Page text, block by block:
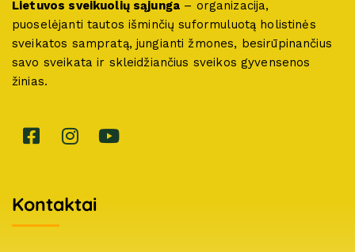
Lietuvos sveikuolių sąjunga – organizacija,
puoselėjanti tautos išminčių suformuluotą holistinės
sveikatos sampratą, jungianti žmones, besirūpinančius
savo sveikata ir skleidžiančius sveikos gyvensenos
žinias.
Kontaktai